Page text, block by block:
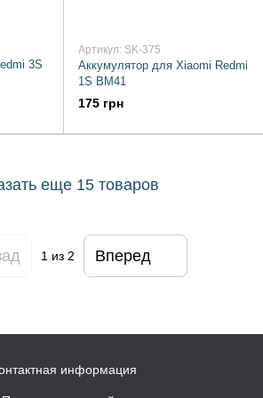
3S
Артикул: SK-375
Аккумулятор для Xiaomi Redmi
1S BM41
175 грн
еще 15 товаров
1из 2 Вперед
информация